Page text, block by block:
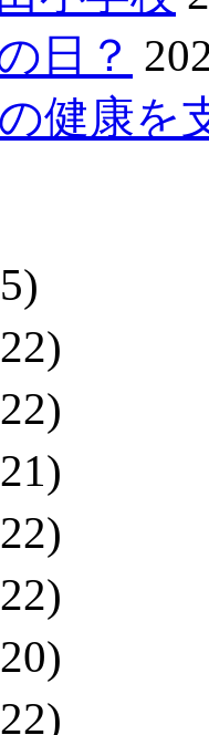
日？
健康を